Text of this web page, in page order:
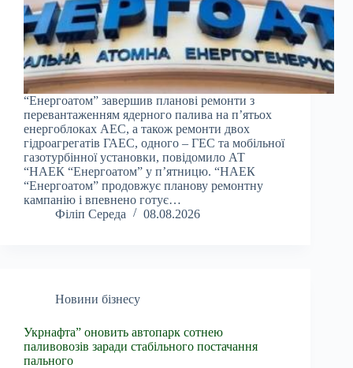
“Енергоатом” завершив планові ремонти з
перевантаженням ядерного палива на п’ятьох
енергоблоках АЕС, а також ремонти двох
гідроагрегатів ГАЕС, одного – ГЕС та мобільної
газотурбінної установки, повідомило АТ
“НАЕК “Енергоатом” у п’ятницю. “НАЕК
“Енергоатом” продовжує планову ремонтну
кампанію і впевнено готує…
Філіп Середа
08.08.2026
Новини бізнесу
Укрнафта” оновить автопарк сотнею
паливовозів заради стабільного постачання
пального